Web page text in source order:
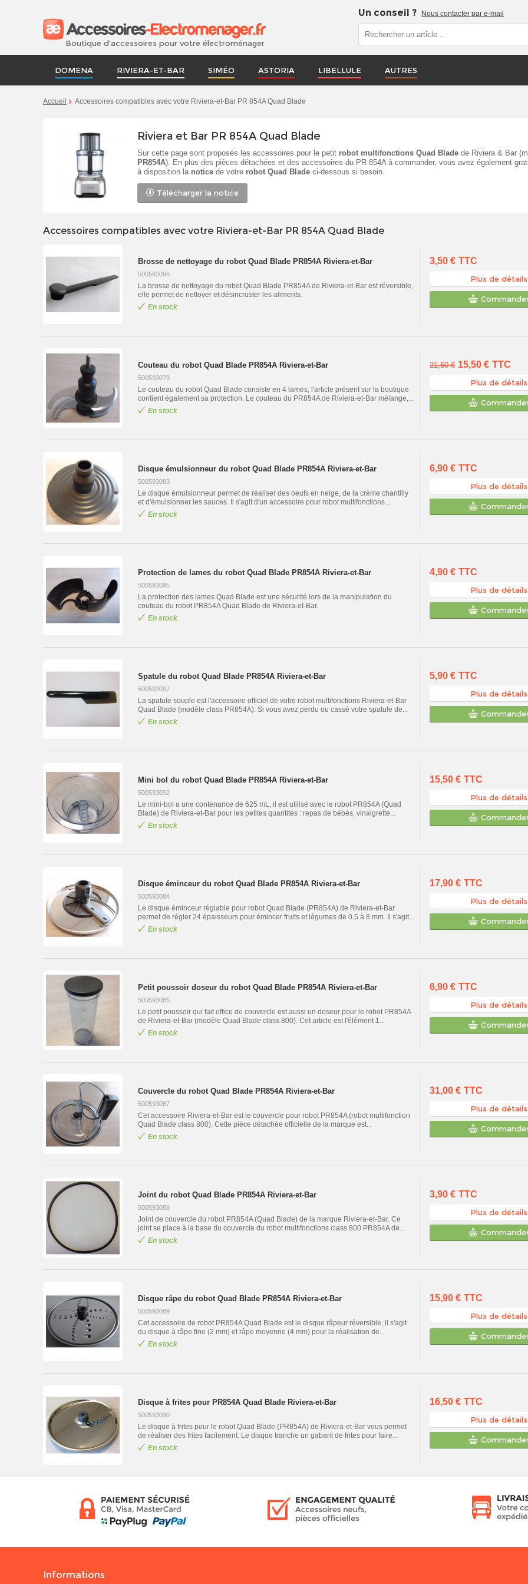
Boutique d'accessoires pour votre électroménager
Un conseil ? Nous contacter par e-mail
DOMENA RIVIERA-ET-BAR SIMÉO ASTORIA LIBELLULE AUTRES
Accueil Accessoires compatibles avec votre Riviera-et-Bar PR 854A Quad Blade
Riviera et Bar PR 854A Quad Blade
Sur cette page sont proposés les accessoires pour le petit robot multifonctions Quad Blade de Riviera & Bar
PR854A). En plus des pièces détachées et des accessoires du PR 854A à commander, vous avez également
à disposition la notice de votre robot Quad Blade ci-dessous si besoin.
Télécharger la notice
Accessoires compatibles avec votre Riviera-et-Bar PR 854A Quad Blade
Brosse de nettoyage du robot Quad Blade PR854A Riviera-et-Bar
500593096
La brosse de nettoyage du robot Quad Blade PR854A de Riviera-et-Bar est réversible,
elle permet de nettoyer et désincruster les aliments.
En stock
3,50 € TTC
Plus de détails
Couteau du robot Quad Blade PR854A Riviera-et-Bar
500593079
Le couteau du robot Quad Blade consiste en 4 lames, l'article présent sur la boutique
contient également sa protection. Le couteau du PR854A de Riviera-et-Bar mélange,...
En stock
21,50 € 15,50 € TTC
Plus de détails
Disque émulsionneur du robot Quad Blade PR854A Riviera-et-Bar
500593083
Le disque émulsionneur permet de réaliser des oeufs en neige, de la crème chantilly
et d'émulsionner les sauces. Il s'agit d'un accessoire pour robot multifonctions...
En stock
6,90 € TTC
Plus de détails
Protection de lames du robot Quad Blade PR854A Riviera-et-Bar
500593095
La protection des lames Quad Blade est une sécurité lors de la manipulation du
couteau du robot PR854A Quad Blade de Riviera-et-Bar.
En stock
4,90 € TTC
Plus de détails
Spatule du robot Quad Blade PR854A Riviera-et-Bar
500593097
La spatule souple est l'accessoire officiel de votre robot multifonctions Riviera-et-Bar
Quad Blade (modèle class PR854A). Si vous avez perdu ou cassé votre spatule de...
En stock
5,90 € TTC
Plus de détails
Mini bol du robot Quad Blade PR854A Riviera-et-Bar
500593092
Le mini-bol a une contenance de 625 mL, il est utilisé avec le robot PR854A (Quad
Blade) de Riviera-et-Bar pour les petites quantités : repas de bébés, vinaigrette...
En stock
15,50 € TTC
Plus de détails
Disque éminceur du robot Quad Blade PR854A Riviera-et-Bar
500593084
Le disque éminceur réglable pour robot Quad Blade (PR854A) de Riviera-et-Bar
permet de régler 24 épaisseurs pour émincer fruits et légumes de 0,5 à 8 mm. Il s'agit...
En stock
17,90 € TTC
Plus de détails
Petit poussoir doseur du robot Quad Blade PR854A Riviera-et-Bar
500593085
Le petit poussoir qui fait office de couvercle est aussi un doseur pour le robot PR854A
de Riviera-et-Bar (modèle Quad Blade class 800). Cet article est l'élément 1...
En stock
6,90 € TTC
Plus de détails
Couvercle du robot Quad Blade PR854A Riviera-et-Bar
500593087
Cet accessoire Riviera-et-Bar est le couvercle pour robot PR854A (robot multifonction
Quad Blade class 800). Cette pièce détachée officielle de la marque est...
En stock
31,00 € TTC
Plus de détails
Joint du robot Quad Blade PR854A Riviera-et-Bar
500593088
Joint de couvercle du robot PR854A (Quad Blade) de la marque Riviera-et-Bar. Ce
joint se place à la base du couvercle du robot multifonctions class 800 PR854A de...
En stock
3,90 € TTC
Plus de détails
Disque râpe du robot Quad Blade PR854A Riviera-et-Bar
500593089
Cet accessoire de robot PR854A Quad Blade est le disque râpeur réversible, il s'agit
du disque à râpe fine (2 mm) et râpe moyenne (4 mm) pour la réalisation de...
En stock
15,90 € TTC
Plus de détails
Disque à frites pour PR854A Quad Blade Riviera-et-Bar
500593090
Le disque à frites pour le robot Quad Blade (PR854A) de Riviera-et-Bar vous permet
de réaliser des frites facilement. Le disque tranche un gabarit de frites pour faire...
En stock
16,50 € TTC
Plus de détails
Informations